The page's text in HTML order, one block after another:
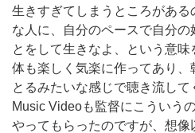
生きすぎてしまうところがあ
な人に、自分のペースで自分の
とをして生きなよ、という意
体も楽しく気楽に作ってあり
とるみたいな感じで聴き流し
Music Videoも監督にこういう
やってもらったのですが、想像